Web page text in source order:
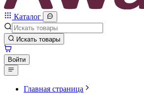
Каталог
Искать товары
Войти
Главная страница